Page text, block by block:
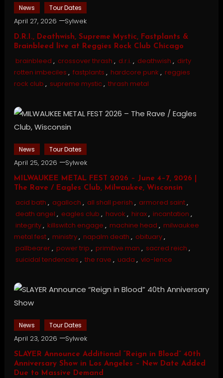
News Tour Dates
April 27, 2026 Sylwek
D.R.I., Deathwish, Supreme Mystic, Fastplants &
Brainbleed live at Reggies Rock Club Chicago
brainbleed , crossover thrash , d.r.i. , deathwish , dirty
rotten imbeciles , fastplants , hardcore punk , reggies
rock club , supreme mystic, thrash metal
News Tour Dates
April 25, 2026 Sylwek
MILWAUKEE METAL FEST 2026 – June 4–7, 2026 |
The Rave / Eagles Club, Milwaukee, Wisconsin
acid bath , agalloch , all shall perish , armored saint,
death angel , eagles club , havok , hirax, incantation ,
integrity, killswitch engage , machine head , milwaukee
metal fest, ministry, napalm death , obituary,
pallbearer, power trip , primitive man , sacred reich ,
suicidal tendencies , the rave , uada , vio-lence
News Tour Dates
April 23, 2026 Sylwek
SLAYER Announce Additional “Reign in Blood” 40th
Anniversary Show in Los Angeles – New Date Added
Due to Massive Demand